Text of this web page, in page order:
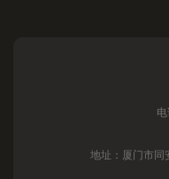
地址：厦门市同